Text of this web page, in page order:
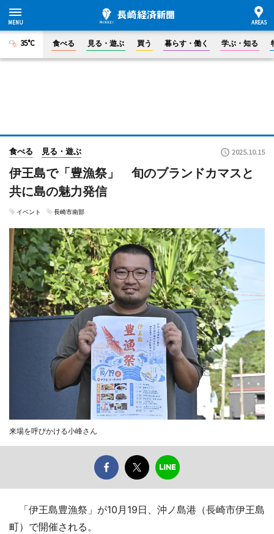
35°C 食べる 見る・遊ぶ 買う 暮らす・働く 学ぶ・知る
食べる 見る・遊ぶ 2025.10.15
伊王島で「豊漁祭」 旬のブランドカマスと
共に島の魅力発信
イベント 長崎市南部
来場を呼びかける小峰さん
「伊王島豊漁祭」が10月19日、沖ノ島港（長崎市伊王島
町）で開催される。